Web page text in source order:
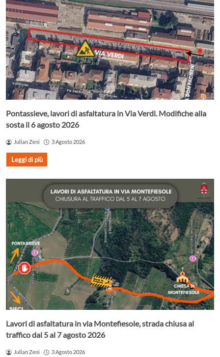
Pontassieve, lavori di asfaltatura in Via Verdi. Modifiche alla
sosta il 6 agosto 2026
Julian Zeni 3 Agosto 2026
Leggi di più
Lavori di asfaltatura in via Montefiesole, strada chiusa al
traffico dal 5 al 7 agosto 2026
Julian Zeni 3 Agosto 2026